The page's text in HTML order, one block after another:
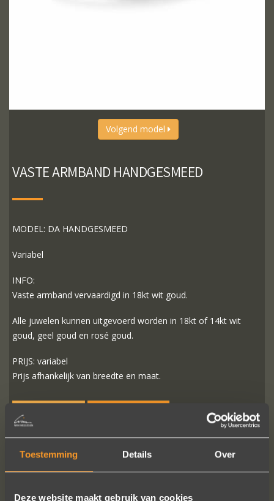
Toestemming Details Over
Deze website maakt gebruik van cookies
Volgend model
VASTE ARMBAND HANDGESMEED
MODEL: DA HANDGESMEED
Variabel
INFO:
Vaste armband vervaardigd in 18kt wit goud.
Alle juwelen kunnen uitgevoerd worden in 18kt of 14kt wit
goud, geel goud en rosé goud.
PRIJS: variabel
Prijs afhankelijk van breedte en maat.
MEER INFO